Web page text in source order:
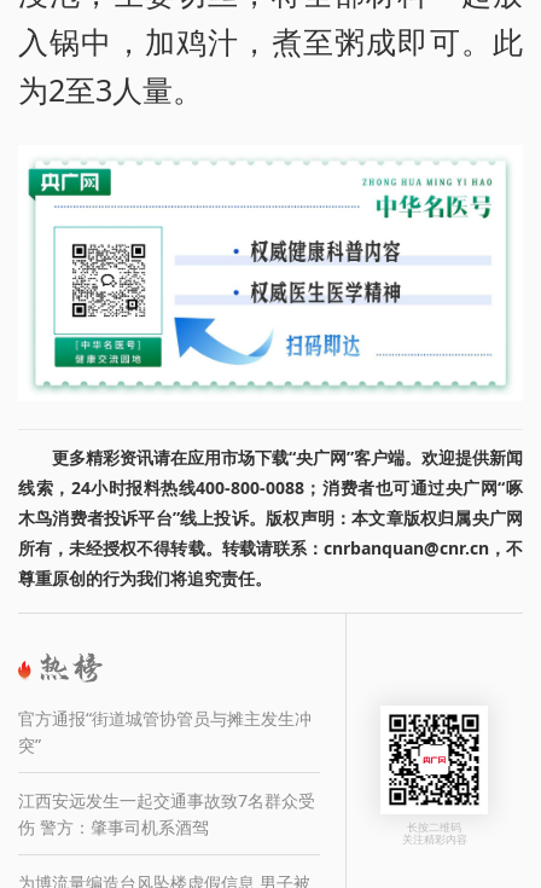
入锅中，加鸡汁，煮至粥成即可。此
为2至3人量。
更多精彩资讯请在应用市场下载“央广网”客户端。欢迎提供新闻
线索，24小时报料热线400-800-0088；消费者也可通过央广网“啄
木鸟消费者投诉平台”线上投诉。版权声明：本文章版权归属央广网
所有，未经授权不得转载。转载请联系：cnrbanquan@cnr.cn，不
尊重原创的行为我们将追究责任。
官方通报“街道城管协管员与摊主发生冲
突”
江西安远发生一起交通事故致7名群众受
伤 警方：肇事司机系酒驾
为博流量编造台风坠楼虚假信息 男子被
长按二维码
关注精彩内容